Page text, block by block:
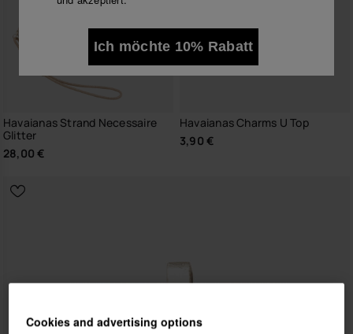
Havaianas Strand Necessaire
Glitter
28,00 €
Havaianas Charms U Top
3,90 €
Ich möchte 10% Rabatt
Cookies and advertising options